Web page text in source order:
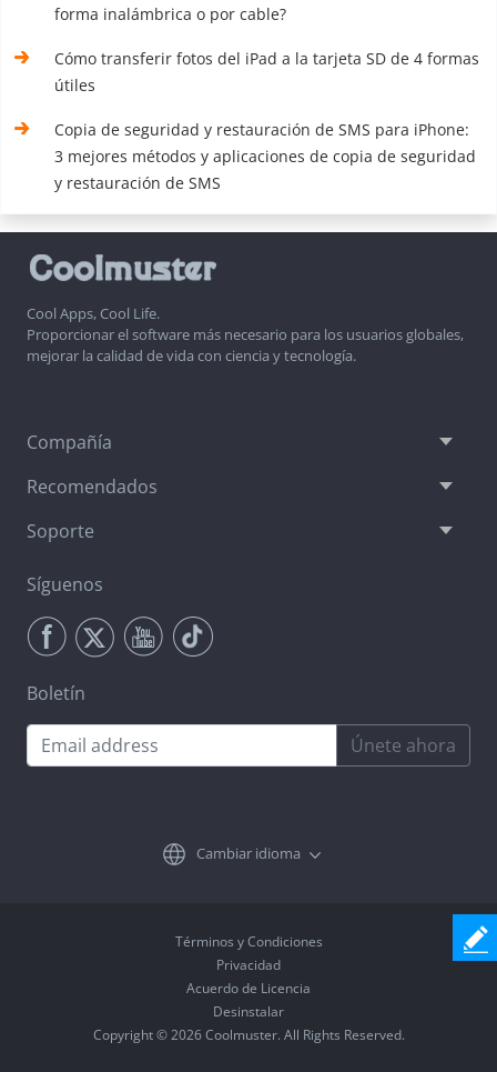
forma inalámbrica o por cable?
Cómo transferir fotos del iPad a la tarjeta SD de 4 formas
útiles
Copia de seguridad y restauración de SMS para iPhone:
3 mejores métodos y aplicaciones de copia de seguridad
y restauración de SMS
Cool Apps, Cool Life.
Proporcionar el software más necesario para los usuarios globales,
mejorar la calidad de vida con ciencia y tecnología.
Compañía
Recomendados
Soporte
Síguenos
Boletín
Únete ahora
Cambiar idioma
Términos y Condiciones
Privacidad
Acuerdo de Licencia
Desinstalar
Copyright © 2026 Coolmuster. All Rights Reserved.